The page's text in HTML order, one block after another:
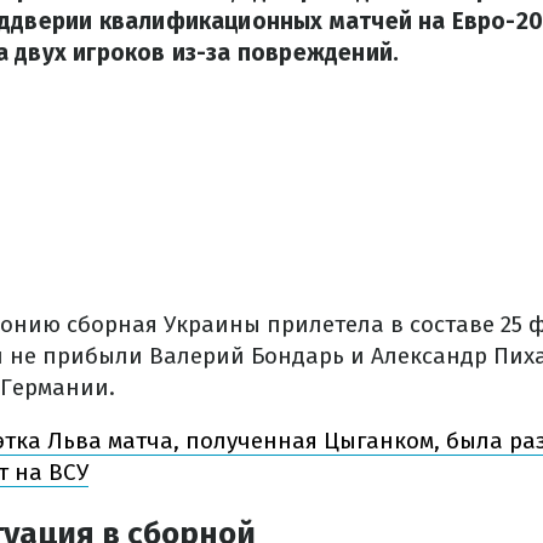
квалификационных матчей на Евро-
двух игроков из-за повреждений.
сборная Украины прилетела в составе 25
не прибыли Валерий Бондарь и Александр
Льва матча, полученная Цыганком, была
на ВСУ
в сборной